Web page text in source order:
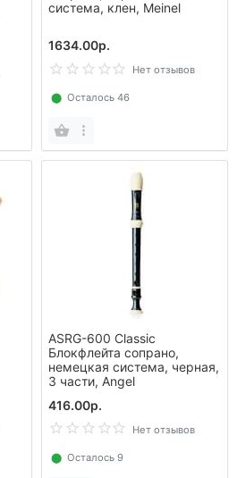
система, клен, Meinel
1634.00р.
Нет отзывов
⬤ Осталось 46
ASRG-600 Classic
Блокфлейта сопрано,
немецкая система, черная,
3 части, Angel
416.00р.
Нет отзывов
⬤ Осталось 9